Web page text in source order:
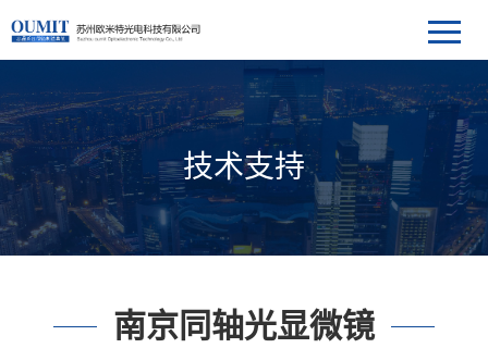
技术支持
南京同轴光显微镜